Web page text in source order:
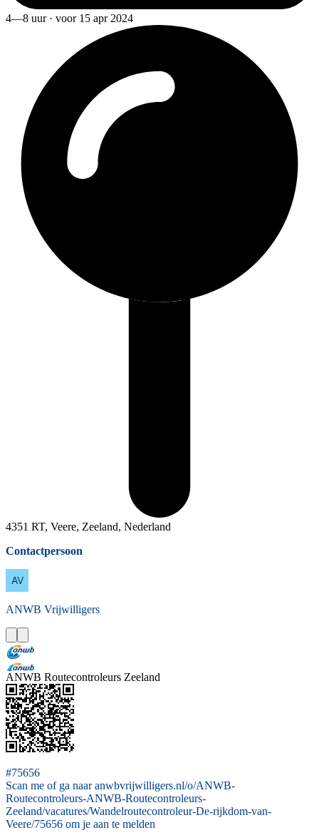
4—8 uur · voor 15 apr 2024
4351 RT, Veere, Zeeland, Nederland
Contactpersoon
ANWB Vrijwilligers
ANWB Routecontroleurs Zeeland
#75656
Scan me of ga naar anwbvrijwilligers.nl/o/ANWB-
Routecontroleurs-ANWB-Routecontroleurs-
Zeeland/vacatures/Wandelroutecontroleur-De-rijkdom-van-
Veere/75656 om je aan te melden